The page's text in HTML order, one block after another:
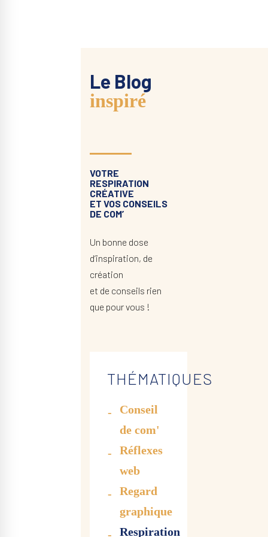
Le Blog
inspiré
VOTRE
RESPIRATION
CRÉATIVE
ET VOS CONSEILS
DE COM’
Un bonne dose
d’inspiration, de
création
et de conseils rien
que pour vous !
THÉMATIQUES
Conseil
de com'
Réflexes
web
Regard
graphique
Respiration